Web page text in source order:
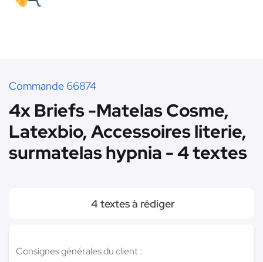
Commande 66874
4x Briefs -Matelas Cosme,
Latexbio, Accessoires literie,
surmatelas hypnia - 4 textes
4 textes à rédiger
Consignes générales du client :